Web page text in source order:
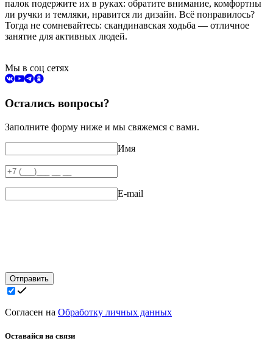
палок подержите их в руках: обратите внимание, комфортны
ли ручки и темляки, нравится ли дизайн. Всё понравилось?
Тогда не сомневайтесь: скандинавская ходьба — отличное
занятие для активных людей.
Мы в соц сетях
Остались вопросы?
Заполните форму ниже и мы свяжемся с вами.
Имя
E-mail
Отправить
Согласен на Обработку личных данных
Оставайся на связи